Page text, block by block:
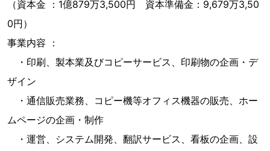
（資本金 ：1億879万3,500円 資本準備金：9,679万3,50
0円）
事業内容 ：
・印刷、製本業及びコピーサービス、印刷物の企画・デ
ザイン
・通信販売業務、コピー機等オフィス機器の販売、ホー
ムページの企画・制作
・運営、システム開発、翻訳サービス、看板の企画、設